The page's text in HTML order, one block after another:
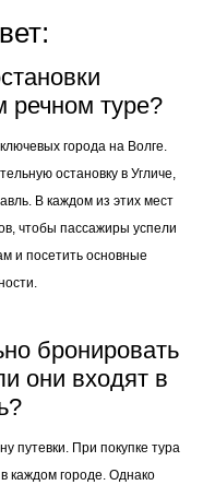
речном туре?
города на Волге.
остановку в Угличе,
В каждом из этих мест
чтобы пассажиры успели
и посетить основные
бронировать
они входят в
путевки. При покупке тура
каждом городе. Однако